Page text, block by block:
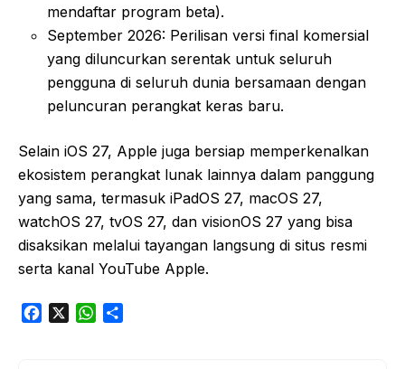
mendaftar program beta).
September 2026: Perilisan versi final komersial
yang diluncurkan serentak untuk seluruh
pengguna di seluruh dunia bersamaan dengan
peluncuran perangkat keras baru.
Selain iOS 27, Apple juga bersiap memperkenalkan
ekosistem perangkat lunak lainnya dalam panggung
yang sama, termasuk iPadOS 27, macOS 27,
watchOS 27, tvOS 27, dan visionOS 27 yang bisa
disaksikan melalui tayangan langsung di situs resmi
serta kanal YouTube Apple.
W